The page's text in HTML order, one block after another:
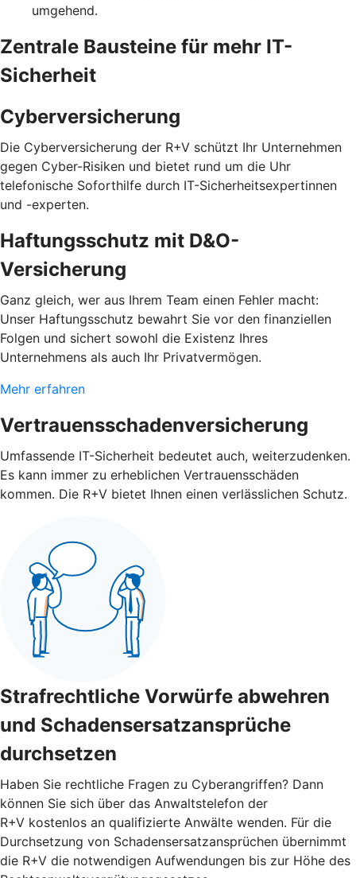
umgehend.
Zentrale Bausteine für mehr IT-
Sicherheit
Cyberversicherung
Die Cyberversicherung der R+V schützt Ihr Unternehmen
gegen Cyber-Risiken und bietet rund um die Uhr
telefonische Soforthilfe durch IT-Sicherheitsexpertinnen
und -experten.
Haftungsschutz mit D&O-
Versicherung
Ganz gleich, wer aus Ihrem Team einen Fehler macht:
Unser Haftungsschutz bewahrt Sie vor den finanziellen
Folgen und sichert sowohl die Existenz Ihres
Unternehmens als auch Ihr Privatvermögen.
Mehr erfahren
Vertrauensschadenversicherung
Umfassende IT-Sicherheit bedeutet auch, weiterzudenken.
Es kann immer zu erheblichen Vertrauensschäden
kommen. Die R+V bietet Ihnen einen verlässlichen Schutz.
Strafrechtliche Vorwürfe abwehren
und Schadensersatzansprüche
durchsetzen
Haben Sie rechtliche Fragen zu Cyberangriffen? Dann
können Sie sich über das Anwaltstelefon der
R+V kostenlos an qualifizierte Anwälte wenden. Für die
Durchsetzung von Schadensersatzansprüchen übernimmt
die R+V die notwendigen Aufwendungen bis zur Höhe des